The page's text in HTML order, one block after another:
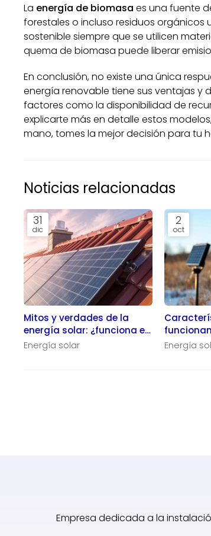
La energía de biomasa es una fuente
forestales o incluso residuos
sostenible siempre que se utilicen
quema de biomasa puede liberar
En conclusión, no existe una única
energía renovable tiene sus ventajas y
factores como la disponibilidad de
explicarte más en detalle estos
mano, tomes la mejor decisión para tu
Noticias relacionadas
31
dic
Mitos y verdades de la
energía solar: ¿funciona en
días nublados? ¿Requiere
mucho mantenimiento?
Energía solar
2
oct
energía
Energía
Empresa dedicada a la